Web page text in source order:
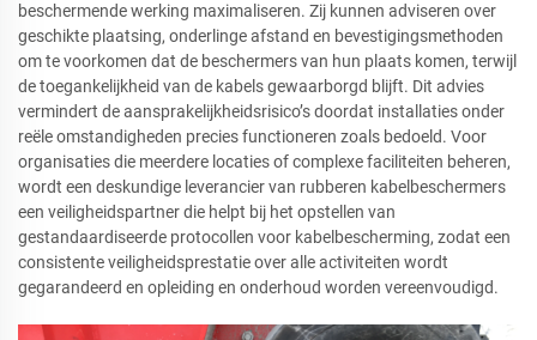
beschermende werking maximaliseren. Zij kunnen adviseren over
geschikte plaatsing, onderlinge afstand en bevestigingsmethoden
om te voorkomen dat de beschermers van hun plaats komen, terwijl
de toegankelijkheid van de kabels gewaarborgd blijft. Dit advies
vermindert de aansprakelijkheidsrisico’s doordat installaties onder
reële omstandigheden precies functioneren zoals bedoeld. Voor
organisaties die meerdere locaties of complexe faciliteiten beheren,
wordt een deskundige leverancier van rubberen kabelbeschermers
een veiligheidspartner die helpt bij het opstellen van
gestandaardiseerde protocollen voor kabelbescherming, zodat een
consistente veiligheidsprestatie over alle activiteiten wordt
gegarandeerd en opleiding en onderhoud worden vereenvoudigd.